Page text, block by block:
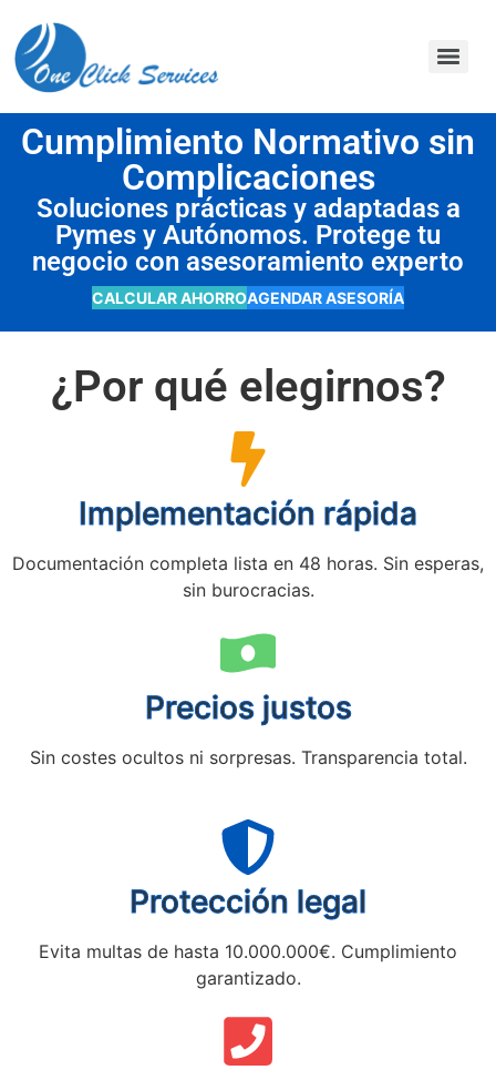
Cumplimiento Normativo sin
Complicaciones
Soluciones prácticas y adaptadas a
Pymes y Autónomos. Protege tu
negocio con asesoramiento experto
CALCULAR AHORROAGENDAR ASESORÍA
¿Por qué elegirnos?
Implementación rápida
Documentación completa lista en 48 horas. Sin esperas,
sin burocracias.
Precios justos
Sin costes ocultos ni sorpresas. Transparencia total.
Protección legal
Evita multas de hasta 10.000.000€. Cumplimiento
garantizado.